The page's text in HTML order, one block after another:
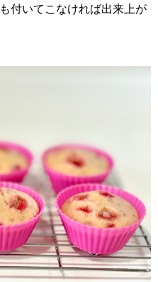
付いてこなければ出来上が